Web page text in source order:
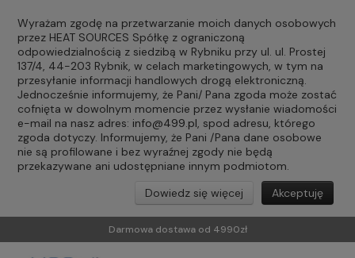
Wyrażam zgodę na przetwarzanie moich danych osobowych
przez HEAT SOURCES Spółkę z ograniczoną
odpowiedzialnością z siedzibą w Rybniku przy ul. ul. Prostej
137/4, 44-203 Rybnik, w celach marketingowych, w tym na
przesyłanie informacji handlowych drogą elektroniczną.
Jednocześnie informujemy, że Pani/ Pana zgoda może zostać
cofnięta w dowolnym momencie przez wysłanie wiadomości
e-mail na nasz adres: info@499.pl, spod adresu, którego
zgoda dotyczy. Informujemy, że Pani /Pana dane osobowe
nie są profilowane i bez wyraźnej zgody nie będą
przekazywane ani udostępniane innym podmiotom.
Akceptuję
Dowiedz się więcej
Darmowa dostawa od 4990zł